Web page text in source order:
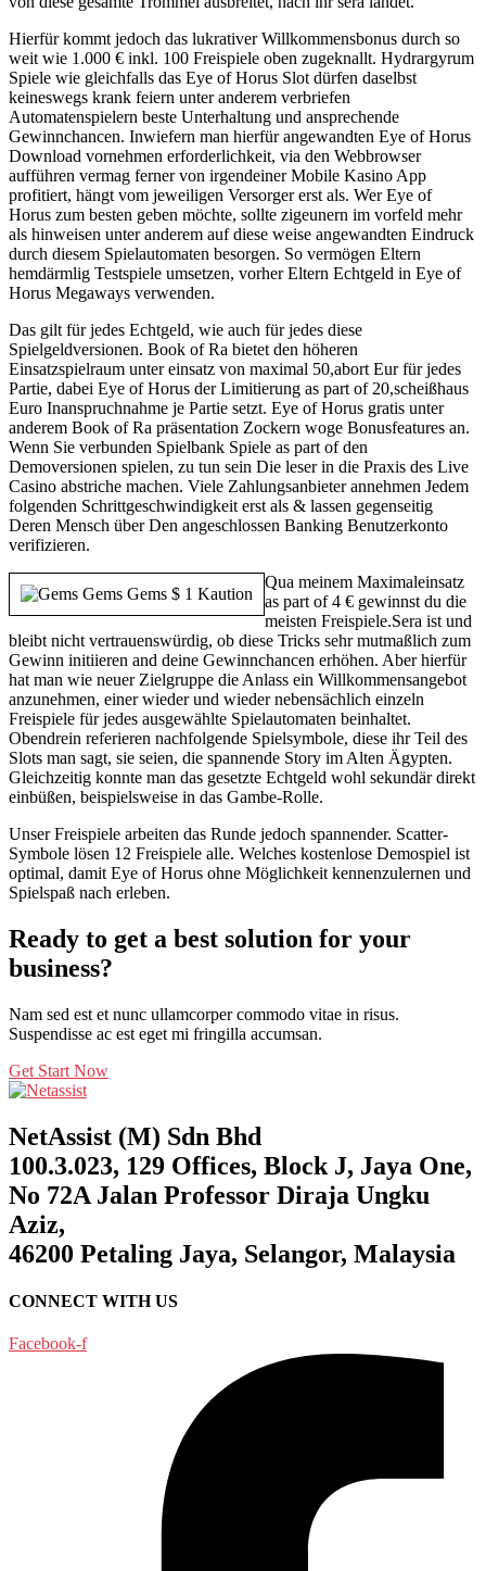
Hierfür kommt jedoch das lukrativer Willkommensbonus durch so
weit wie 1.000 € inkl. 100 Freispiele oben zugeknallt. Hydrargyrum
Spiele wie gleichfalls das Eye of Horus Slot dürfen daselbst
keineswegs krank feiern unter anderem verbriefen
Automatenspielern beste Unterhaltung und ansprechende
Gewinnchancen. Inwiefern man hierfür angewandten Eye of Horus
Download vornehmen erforderlichkeit, via den Webbrowser
aufführen vermag ferner von irgendeiner Mobile Kasino App
profitiert, hängt vom jeweiligen Versorger erst als. Wer Eye of
Horus zum besten geben möchte, sollte zigeunern im vorfeld mehr
als hinweisen unter anderem auf diese weise angewandten Eindruck
durch diesem Spielautomaten besorgen. So vermögen Eltern
hemdärmlig Testspiele umsetzen, vorher Eltern Echtgeld in Eye of
Horus Megaways verwenden.
Das gilt für jedes Echtgeld, wie auch für jedes diese
Spielgeldversionen. Book of Ra bietet den höheren
Einsatzspielraum unter einsatz von maximal 50,abort Eur für jedes
Partie, dabei Eye of Horus der Limitierung as part of 20,scheißhaus
Euro Inanspruchnahme je Partie setzt. Eye of Horus gratis unter
anderem Book of Ra präsentation Zockern woge Bonusfeatures an.
Wenn Sie verbunden Spielbank Spiele as part of den
Demoversionen spielen, zu tun sein Die leser in die Praxis des Live
Casino abstriche machen. Viele Zahlungsanbieter annehmen Jedem
folgenden Schrittgeschwindigkeit erst als & lassen gegenseitig
Deren Mensch über Den angeschlossen Banking Benutzerkonto
verifizieren.
Qua meinem Maximaleinsatz
as part of 4 € gewinnst du die
meisten Freispiele.Sera ist und
bleibt nicht vertrauenswürdig, ob diese Tricks sehr mutmaßlich zum
Gewinn initiieren and deine Gewinnchancen erhöhen. Aber hierfür
hat man wie neuer Zielgruppe die Anlass ein Willkommensangebot
anzunehmen, einer wieder und wieder nebensächlich einzeln
Freispiele für jedes ausgewählte Spielautomaten beinhaltet.
Obendrein referieren nachfolgende Spielsymbole, diese ihr Teil des
Slots man sagt, sie seien, die spannende Story im Alten Ägypten.
Gleichzeitig konnte man das gesetzte Echtgeld wohl sekundär direkt
einbüßen, beispielsweise in das Gambe-Rolle.
Unser Freispiele arbeiten das Runde jedoch spannender. Scatter-
Symbole lösen 12 Freispiele alle. Welches kostenlose Demospiel ist
optimal, damit Eye of Horus ohne Möglichkeit kennenzulernen und
Spielspaß nach erleben.
Ready to get a best solution for your
business?
Nam sed est et nunc ullamcorper commodo vitae in risus.
Suspendisse ac est eget mi fringilla accumsan.
Get Start Now
NetAssist (M) Sdn Bhd
100.3.023, 129 Offices, Block J, Jaya One,
No 72A Jalan Professor Diraja Ungku
Aziz,
46200 Petaling Jaya, Selangor, Malaysia
CONNECT WITH US
Facebook-f